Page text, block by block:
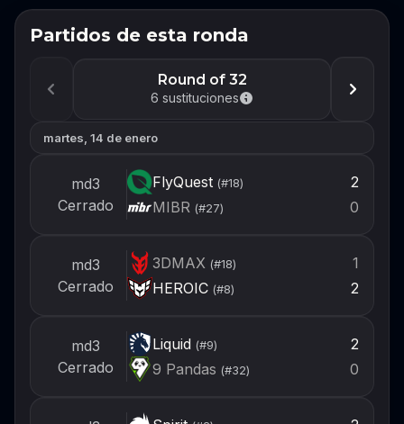
No te pierdas el próximo
Inicia sesión o crea una cuenta ahora para
abra el próximo evento.
Iniciar sesión
Partidos de esta ronda
Round of 32
6 sustituciones
martes, 14 de enero
md3
Cerrado
FlyQuest(#18)
2
MIBR (#27) 0
md3
Cerrado
3DMAX (#18)
1
HEROIC(#8) 2
md3
Cerrado
Liquid (#9)
2
9 Pandas (#32) 0